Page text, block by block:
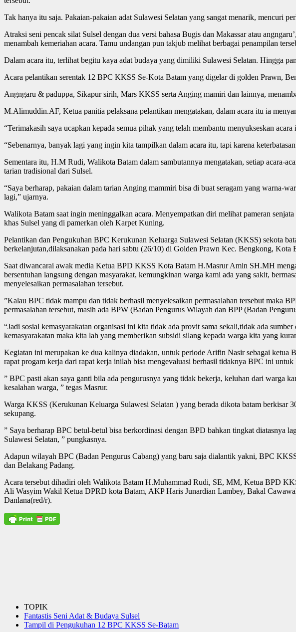
Tak hanya itu saja. Pakaian-pakaian adat Sulawesi Selatan yang sangat menarik, mencuri
Atraksi seni pencak silat Sulsel dengan dua versi bahasa Bugis dan Makassar atau
menambah kemeriahan acara. Tamu undangan pun takjub melihat berbagai penampilan
Dalam acara itu, terlihat begitu kaya adat budaya yang dimiliki Sulawesi Selatan. Hingga
Acara pelantikan serentak 12 BPC KKSS Se-Kota Batam yang digelar di golden Prawn,
Angngaru & paduppa, Sikapur sirih, Mars KKSS serta Anging mamiri dan lainnya,
M.Alimuddin.AF, Ketua panitia pelaksana pelantikan mengatakan, dalam acara itu ia
“Terimakasih saya ucapkan kepada semua pihak yang telah membantu menyukseskan acara
“Sebenarnya, banyak lagi yang ingin kita tampilkan dalam acara itu, tapi karena
Sementara itu, H.M Rudi, Walikota Batam dalam sambutannya mengatakan, setiap acara-
tarian tradisional dari Sulsel.
“Saya berharap, pakaian dalam tarian Anging mammiri bisa di buat seragam yang warna-
lagi,” ujarnya.
Walikota Batam saat ingin meninggalkan acara. Menyempatkan diri melihat pameran
khas Sulsel yang di pamerkan oleh Karpet Kuning.
Pelantikan dan Pengukuhan BPC Kerukunan Keluarga Sulawesi Selatan (KKSS) sekota
berkelanjutan,dilaksanakan pada hari sabtu (26/10) di Golden Prawn Kec. Bengkong, Kota
Saat diwancarai awak media Ketua BPD KKSS Kota Batam H.Masrur Amin SH.MH
bersentuhan langsung dengan masyarakat, kemungkinan warga kami ada yang sakit,
menyelesaikan permasalahan tersebut.
”Kalau BPC tidak mampu dan tidak berhasil menyelesaikan permasalahan tersebut maka
permasalahan tersebut, masih ada BPW (Badan Pengurus Wilayah dan BPP (Badan
“Jadi sosial kemasyarakatan organisasi ini kita tidak ada provit sama sekali,tidak ada
kemasyarakatan maka kita lah yang memberikan subsidi silang kepada warga kita yang
Kegiatan ini merupakan ke dua kalinya diadakan, untuk periode Arifin Nasir sebagai ketua
rapat progam kerja dari rapat kerja inilah bisa mengevaluasi berhasil tidaknya BPC ini untuk
” BPC pasti akan saya ganti bila ada pengurusnya yang tidak bekerja, keluhan dari warga
kesalahan warga, ” tegas Masrur.
Warga KKSS (Kerukunan Keluarga Sulawesi Selatan ) yang berada dikota batam berkisar
sekupang.
” Saya berharap BPC betul-betul bisa berkordinasi dengan BPD bahkan tingkat diatasnya
Sulawesi Selatan, ” pungkasnya.
Adapun wilayah BPC (Badan Pengurus Cabang) yang baru saja dialantik yakni, BPC
dan Belakang Padang.
Acara tersebut dihadiri oleh Walikota Batam H.Muhammad Rudi, SE, MM, Ketua BPD
Ali Wasyim Wakil Ketua DPRD kota Batam, AKP Haris Junardian Lambey, Bakal
Danlana(red/r).
TOPIK
Fantastis Seni Adat & Budaya Sulsel
Tampil di Pengukuhan 12 BPC KKSS Se-Batam